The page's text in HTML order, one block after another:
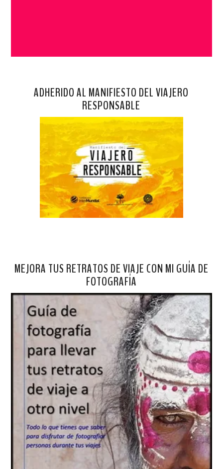
ADHERIDO AL MANIFIESTO DEL VIAJERO
RESPONSABLE
MEJORA TUS RETRATOS DE VIAJE CON MI GUÍA DE
FOTOGRAFÍA